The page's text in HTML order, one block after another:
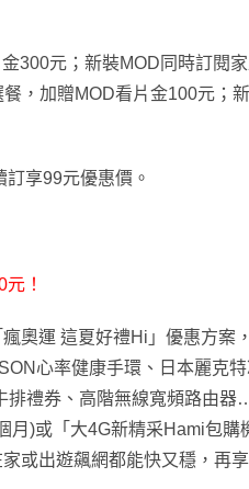
300元；新裝MOD同時訂閱
，加贈MOD看片金100元；
訂享99元優惠價。
！
奧運 這夏好禮Hi」優惠方案
心率健康手環、日本麗克
排禮券、高階無線寬頻路由器
月)或「大4G新精采Hami包購
或出遊飆網都能快又穩，再